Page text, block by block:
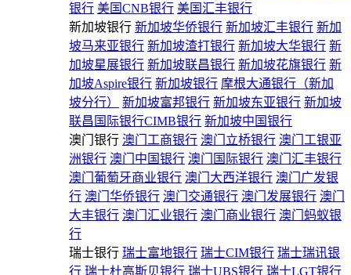
银行 美国CNB银行 美国汇丰银行
新加坡银行 新加坡华侨银行 新加坡汇丰银行 新加
坡马来亚银行 新加坡渣打银行 新加坡大华银行 新
加坡星展银行 新加坡联昌银行 新加坡花旗银行 新
加坡Aspire银行 新加坡银行 摩根大通银行（新加
坡分行）
新加坡富邦银行 新加坡东亚银行 新加坡
联昌国际银行CIMB银行 新加坡中国银行
澳门银行 澳门工商银行 澳门立桥银行 澳门工银亚
洲银行 澳门中国银行 澳门国际银行 澳门汇丰银行
澳门葡萄牙商业银行 澳门大西洋银行 澳门广发银
行 澳门华侨银行 澳门交通银行 澳门发展银行 澳门
大丰银行 澳门汇业银行 澳门商业银行 澳门蚂蚁银
行
瑞士银行 瑞士富地银行 瑞士CIM银行 瑞士瑞讯银
行 瑞士杜高斯贝银行 瑞士UBS银行 瑞士LGT银行